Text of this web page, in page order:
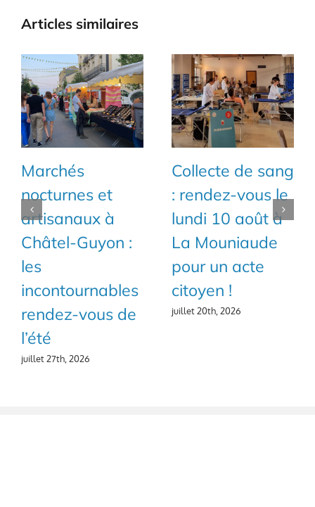
Articles similaires
Marchés
nocturnes et
artisanaux à
Châtel-Guyon :
les
incontournables
rendez-vous de
l’été
juillet 27th, 2026
Collecte de sang
: rendez-vous le
lundi 10 août à
La Mouniaude
pour un acte
citoyen !
juillet 20th, 2026